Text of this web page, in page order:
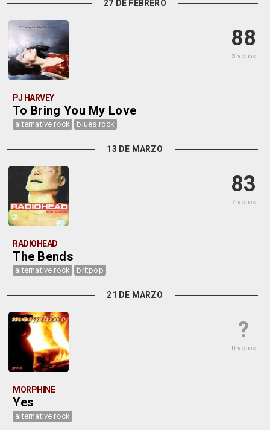
27 DE FEBRERO
88
3 votos
PJ HARVEY
To Bring You My Love
alternative rock blues rock
13 DE MARZO
83
7 votos
RADIOHEAD
The Bends
alternative rock britpop
21 DE MARZO
?
0 votos
MORPHINE
Yes
alternative rock